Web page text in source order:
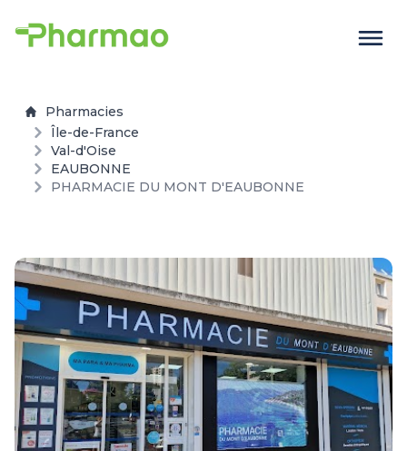
Pharmacies
Île-de-France
Val-d'Oise
EAUBONNE
PHARMACIE DU MONT D'EAUBONNE